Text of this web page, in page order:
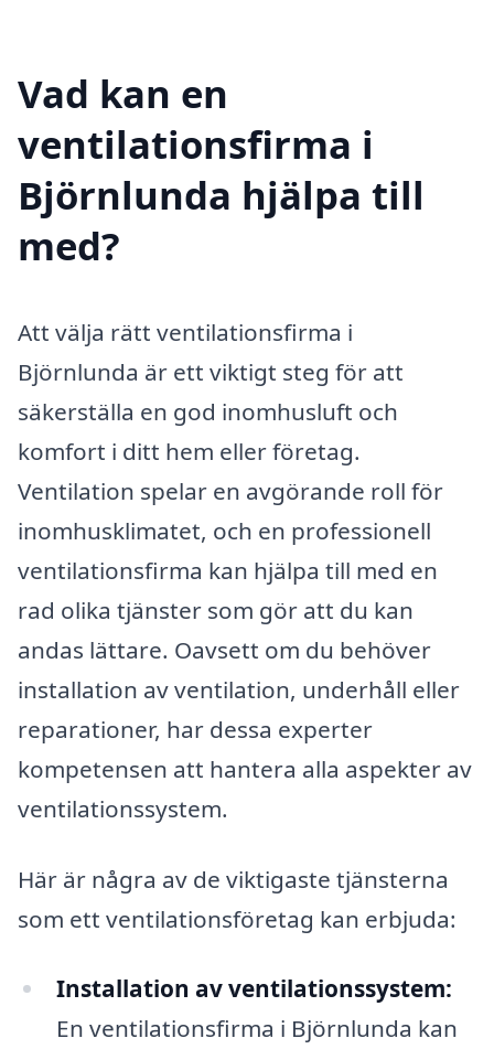
Vad kan en
ventilationsfirma i
Björnlunda hjälpa till
med?
Att välja rätt ventilationsfirma i
Björnlunda är ett viktigt steg för att
säkerställa en god inomhusluft och
komfort i ditt hem eller företag.
Ventilation spelar en avgörande roll för
inomhusklimatet, och en professionell
ventilationsfirma kan hjälpa till med en
rad olika tjänster som gör att du kan
andas lättare. Oavsett om du behöver
installation av ventilation, underhåll eller
reparationer, har dessa experter
kompetensen att hantera alla aspekter av
ventilationssystem.
Här är några av de viktigaste tjänsterna
som ett ventilationsföretag kan erbjuda:
Installation av ventilationssystem:
En ventilationsfirma i Björnlunda kan